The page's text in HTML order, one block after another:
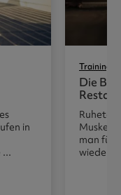
in
...
Training
Die
man
wieder